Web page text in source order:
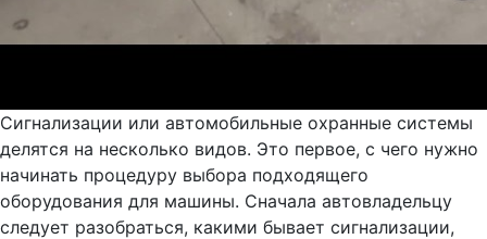
Сигнализации или автомобильные охранные системы
делятся на несколько видов. Это первое, с чего нужно
начинать процедуру выбора подходящего
оборудования для машины. Сначала автовладельцу
следует разобраться, какими бывает сигнализации,